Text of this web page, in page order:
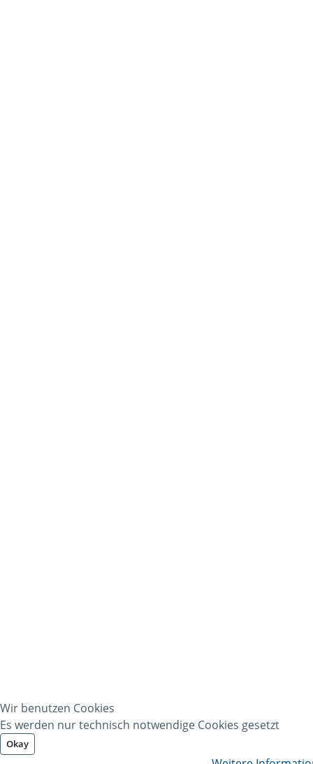
Wir benutzen Cookies
Es werden nur technisch notwendige Cookies gesetzt
Okay